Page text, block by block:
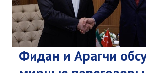
Фидан и Арагчи